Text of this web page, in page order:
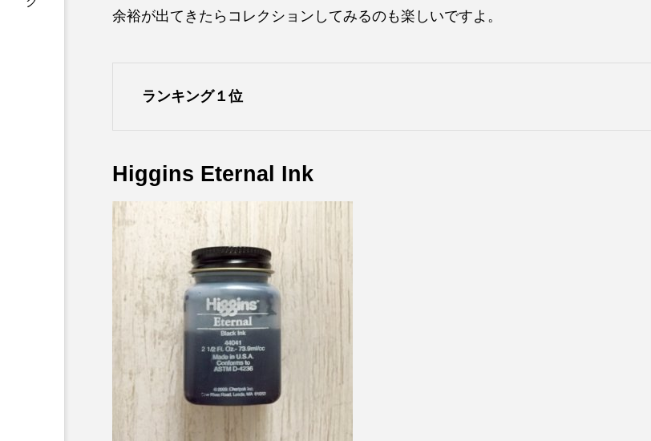
余裕が出てきたらコレクションしてみるのも楽しいですよ。
ランキング１位
Higgins Eternal Ink